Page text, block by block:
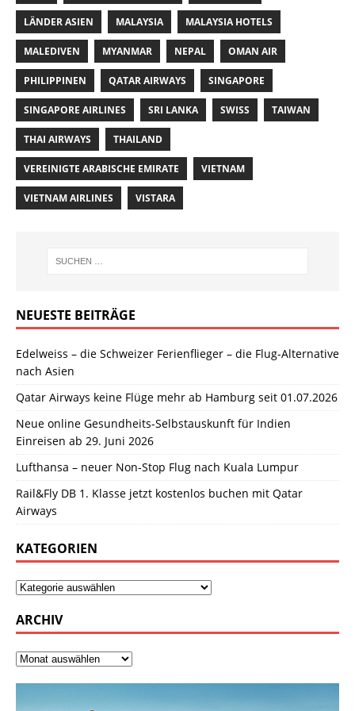
LÄNDER ASIEN MALAYSIA MALAYSIA HOTELS
MALEDIVEN MYANMAR NEPAL OMAN AIR
PHILIPPINEN QATAR AIRWAYS SINGAPORE
SINGAPORE AIRLINES SRI LANKA SWISS TAIWAN
THAI AIRWAYS THAILAND
VEREINIGTE ARABISCHE EMIRATE VIETNAM
VIETNAM AIRLINES VISTARA
NEUESTE BEITRÄGE
Edelweiss – die Schweizer Ferienflieger – die Flug-Alternative
nach Asien
Qatar Airways keine Flüge mehr ab Hamburg seit 01.07.2026
Neue online Gesundheits-Selbstauskunft für Indien
Einreisen ab 29. Juni 2026
Lufthansa – neuer Non-Stop Flug nach Kuala Lumpur
Rail&Fly DB 1. Klasse jetzt kostenlos buchen mit Qatar
Airways
KATEGORIEN
ARCHIV